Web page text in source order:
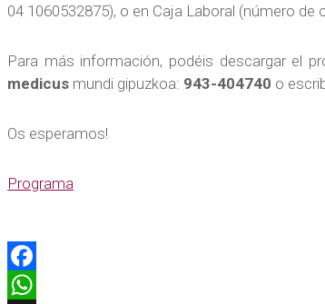
04 1060532875), o en Caja Laboral (número de
Para más información, podéis descargar el
medicus mundi gipuzkoa: 943-404740 o
Os esperamos!
Programa
Facebook